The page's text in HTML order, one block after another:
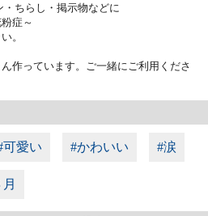
ちらし・掲示物などに
症～
。
作っています。ご一緒にご利用くださ
可愛い #かわいい #涙